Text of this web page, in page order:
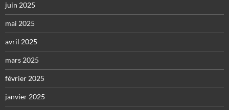
juin 2025
mai 2025
avril 2025
mars 2025
février 2025
janvier 2025